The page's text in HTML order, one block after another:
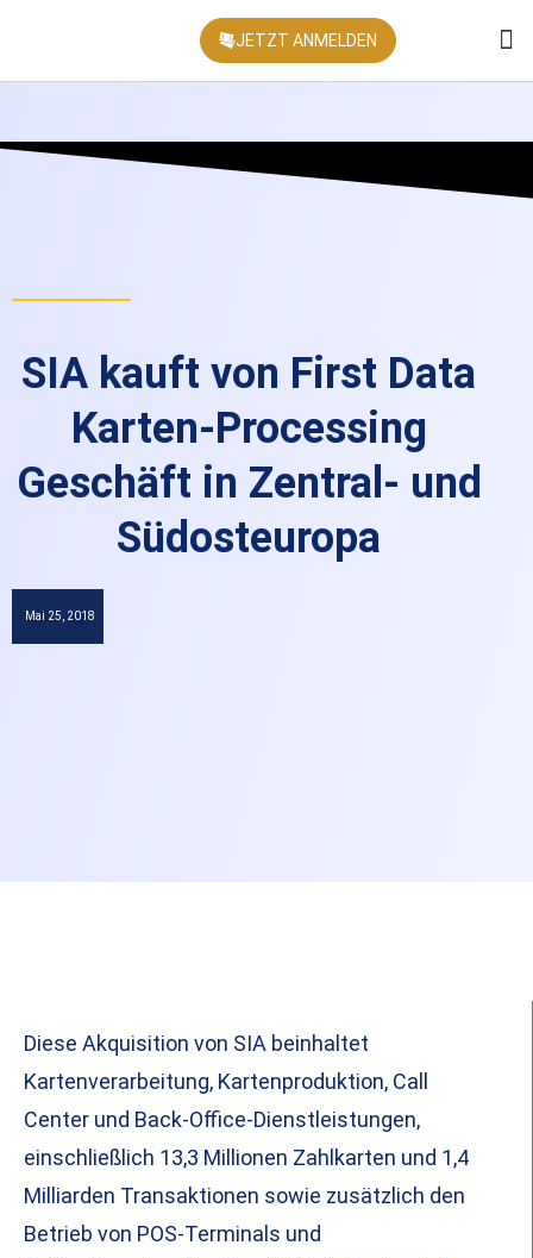
JETZT ANMELDEN
SIA kauft von First Data
Karten-Processing
Geschäft in Zentral- und
Südosteuropa
Mai 25, 2018
Diese Akquisition von SIA beinhaltet
Kartenverarbeitung, Kartenproduktion, Call
Center und Back-Office-Dienstleistungen,
einschließlich 13,3 Millionen Zahlkarten und 1,4
Milliarden Transaktionen sowie zusätzlich den
Betrieb von POS-Terminals und